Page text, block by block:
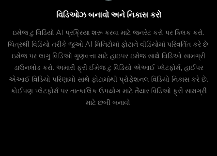
વિડિઓઝ બનાવો અને નિકાસ કરો
ઇમેજ ટુ વિડિયો AI પ્રક્રિયા શરૂ કરવા માટે જનરેટ કરો પર ક્લિક કરો.
ચિત્રથી વિડિયો તરીકે જુઓ AI મિનિટોમાં ફોટાને વીડિયોમાં પરિવર્તિત કરે છે.
ઇમેજ પર લાગુ વિડિઓ ગુણવત્તા માટે હાઇપર ઇમેજ સાથે વિડિઓ સામગ્રી
ડાઉનલોડ કરો. અમારી ફ્રી ઈમેજ ટુ વિડિયો એઆઈ પ્લેટફોર્મ, હાઈપર
એઆઈ વિડિયો પરિણામો સાથે ફોટામાંથી પ્રોફેશનલ વિડિયો નિકાસ કરે છે.
કોઈપણ પ્લેટફોર્મ પર તાત્કાલિક ઉપયોગ માટે તૈયાર વિડિઓ ફ્રી સામગ્રી
માટે છબી બનાવો.